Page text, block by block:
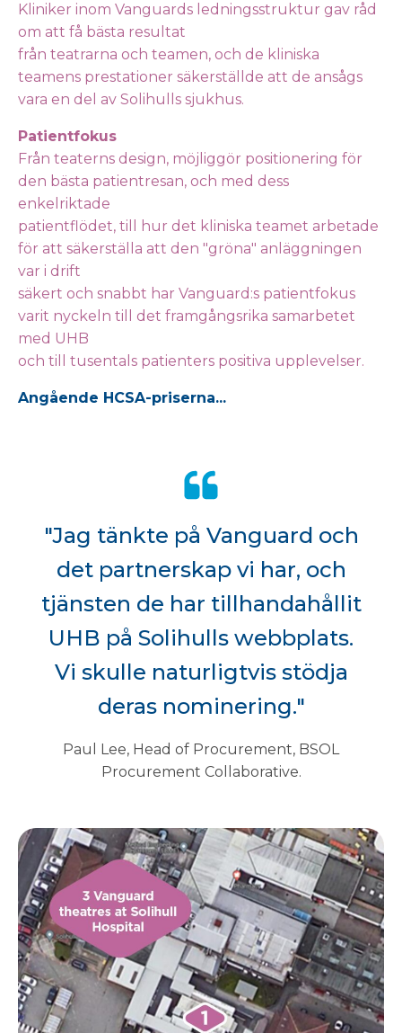
Kliniker inom Vanguards ledningsstruktur gav råd
om att få bästa resultat
från teatrarna och teamen, och de kliniska
teamens prestationer säkerställde att de ansågs
vara en del av Solihulls sjukhus.
Patientfokus
Från teaterns design, möjliggör positionering för
den bästa patientresan, och med dess
enkelriktade
patientflödet, till hur det kliniska teamet arbetade
för att säkerställa att den "gröna" anläggningen
var i drift
säkert och snabbt har Vanguard:s patientfokus
varit nyckeln till det framgångsrika samarbetet
med UHB
och till tusentals patienters positiva upplevelser.
Angående HCSA-priserna...
"Jag tänkte på Vanguard och
det partnerskap vi har, och
tjänsten de har tillhandahållit
UHB på Solihulls webbplats.
Vi skulle naturligtvis stödja
deras nominering."
Paul Lee, Head of Procurement, BSOL
Procurement Collaborative.